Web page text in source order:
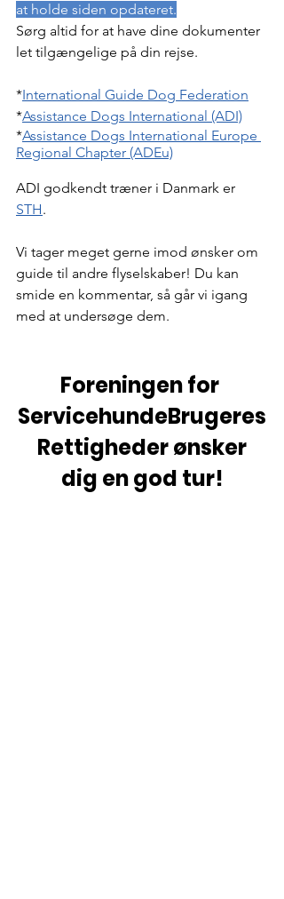
at holde siden opdateret.
Sørg altid for at have dine dokumenter
let tilgængelige på din rejse.
*International Guide Dog Federation
*Assistance Dogs International (ADI)
*Assistance Dogs International Europe
Regional Chapter (ADEu)
ADI godkendt træner i Danmark er
STH.
Vi tager meget gerne imod ønsker om
guide til andre flyselskaber! Du kan
smide en kommentar, så går vi igang
med at undersøge dem.
Foreningen for
ServicehundeBrugeres
Rettigheder ønsker
dig en god tur!